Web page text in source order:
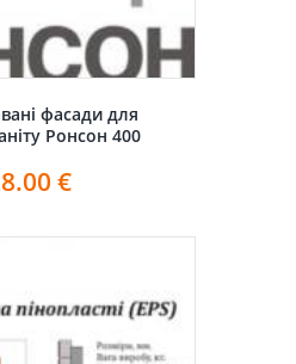
фасади для
Ронсон 400
€